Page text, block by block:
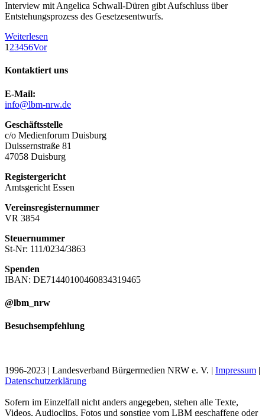
Interview mit Angelica Schwall-Düren gibt Aufschluss über
Entstehungsprozess des Gesetzesentwurfs.
Weiterlesen
1 23456Vor
Kontaktiert uns
E-Mail:
info@lbm-nrw.de
Geschäftsstelle
c/o Medienforum Duisburg
Duissernstraße 81
47058 Duisburg
Registergericht
Amtsgericht Essen
Vereinsregisternummer
VR 3854
Steuernummer
St-Nr: 111/0234/3863
Spenden
IBAN: DE71440100460834319465
@lbm_nrw
Besuchsempfehlung
1996-2023 | Landesverband Bürgermedien NRW e. V. | Impressum
Datenschutzerklärung
Sofern im Einzelfall nicht anders angegeben, stehen alle Texte,
Videos, Audioclips, Fotos und sonstige vom LBM geschaffene oder